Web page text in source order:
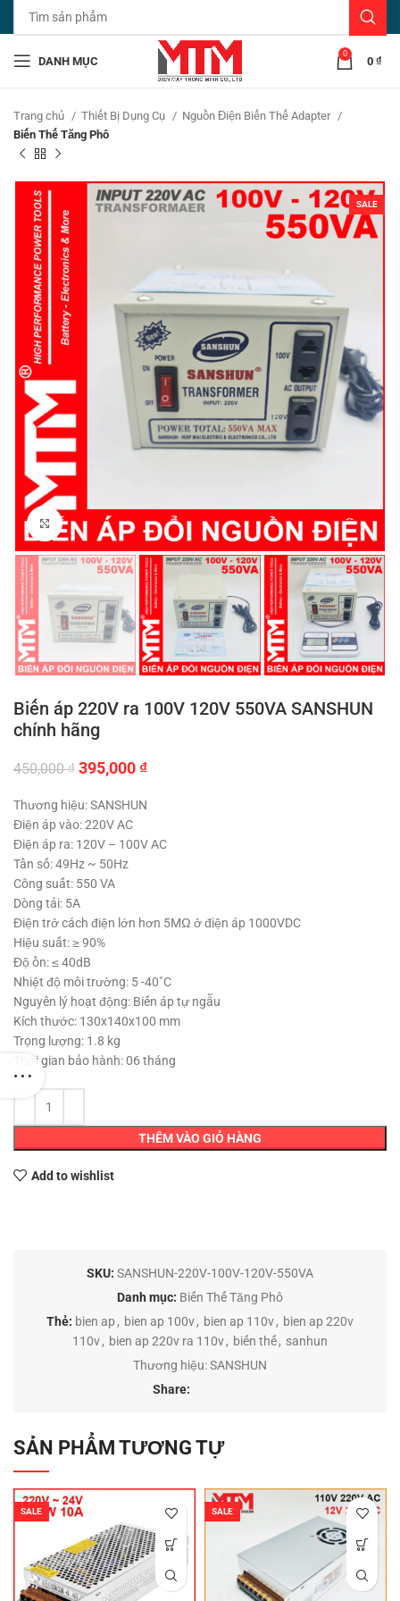
DANH MỤC
0
0 ₫
Trang chủ Thiết Bị Dụng Cụ
Nguồn Điện Biến Thế Adapter
Biến Thế Tăng Phô
SALE
Click to enlarge
Biến áp 220V ra 100V 120V 550VA SANSHUN
chính hãng
450,000₫ Giá
là:
450,000 ₫.
395,000 ₫Giá
395,000 ₫.
Thương hiệu: SANSHUN
Điện áp vào: 220V AC
Điện áp ra: 120V – 100V AC
Tần số: 49Hz ~ 50Hz
Công suất: 550 VA
Dòng tải: 5A
Điện trở cách điện lớn hơn 5MΩ ở điện áp 1000VDC
Hiệu suất: ≥ 90%
Độ ồn: ≤ 40dB
Nhiệt độ môi trường: 5 -40˚C
Nguyên lý hoạt động: Biến áp tự ngẫu
Kích thước: 130x140x100 mm
Trọng lượng: 1.8 kg
Thời gian bảo hành: 06 tháng
THÊM VÀO GIỎ HÀNG
Add to wishlist
SKU: SANSHUN-220V-100V-120V-550VA
Danh mục: Biến Thế Tăng Phô
Thẻ: bien ap , bien ap 100v, bien ap 110v, bien ap 220v
110v, bien ap 220v ra 110v, biến thế, sanhun
Thương hiệu:SANSHUN
Share:
SẢN PHẨM TƯƠNG TỰ
SALE SALE